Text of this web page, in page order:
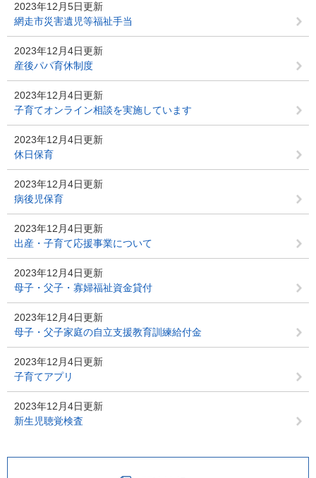
2023年12月5日更新
網走市災害遺児等福祉手当
2023年12月4日更新
産後パパ育休制度
2023年12月4日更新
子育てオンライン相談を実施しています
2023年12月4日更新
休日保育
2023年12月4日更新
病後児保育
2023年12月4日更新
出産・子育て応援事業について
2023年12月4日更新
母子・父子・寡婦福祉資金貸付
2023年12月4日更新
母子・父子家庭の自立支援教育訓練給付金
2023年12月4日更新
子育てアプリ
2023年12月4日更新
新生児聴覚検査